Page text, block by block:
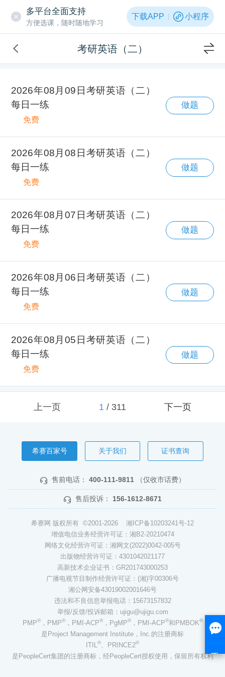
多平台全面支持
方便选课，随时随地学习
下载APP 小程序
考研英语（二）
2026年08月09日考研英语（二）
每日一练
免费
做题
2026年08月08日考研英语（二）
每日一练
免费
做题
2026年08月07日考研英语（二）
每日一练
免费
做题
2026年08月06日考研英语（二）
每日一练
免费
做题
2026年08月05日考研英语（二）
每日一练
免费
做题
上一页 1 / 311 下一页
希赛百家号 关于我们 证书查询
售前电话： 400-111-9811 （仅收市话费）
售后投诉： 156-1612-8671
希赛网 版权所有 ©2001-2026 湘ICP备10203241号-12
增值电信业务经营许可证：湘B2-20210474
网络文化经营许可证：湘网文(2022)0042-005号
出版物经营许可证：4301042021177
高新技术企业证书：GR201743000253
广播电视节目制作经营许可证：(湘)字00306号
湘公网安备43019002001646号
违法和不良信息举报电话：15673157832
举报/反馈/投诉邮箱：ujigu@ujigu.com
PMP®，PMP®，PMI-ACP®，PgMP®，PMI-ACP®和PMBOK®
是Project Management Institute，Inc.的注册商标
ITIL®、PRINCE2®
是PeopleCert集团的注册商标，经PeopleCert授权使用，保留所有权利